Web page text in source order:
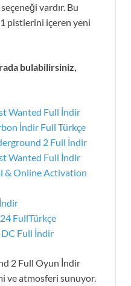
vardır. Bu
pistlerini içeren yeni
bulabilirsiniz,
Wanted Full İndir
İndir Full Türkçe
2 Full İndir
Wanted Full İndir
& Online Activation
FullTürkçe
Full İndir
2 Full Oyun İndir
ve atmosferi sunuyor.